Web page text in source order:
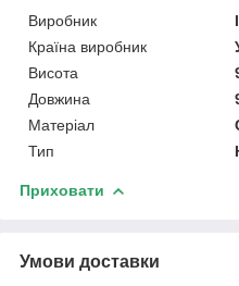
Виробник
Країна виробник
Висота
Довжина
Матеріал
Тип
Приховати
Умови доставки